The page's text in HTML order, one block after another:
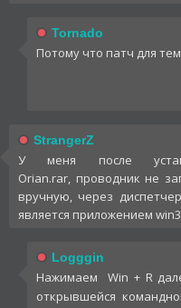
Tornado
Потому что патч для
StrangerZ
У меня после
Orian.rar, проводник не
вручную, через
является приложением
Logggin
Нажимаем Win + R
открывшейся